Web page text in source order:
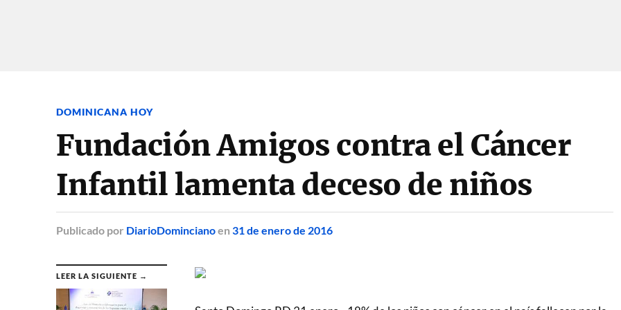
DOMINICANA HOY
Fundación Amigos contra el Cáncer
Infantil lamenta deceso de niños
Publicado por DiarioDomincianoen 31 de enero de 2016
LEER LA SIGUIENTE →